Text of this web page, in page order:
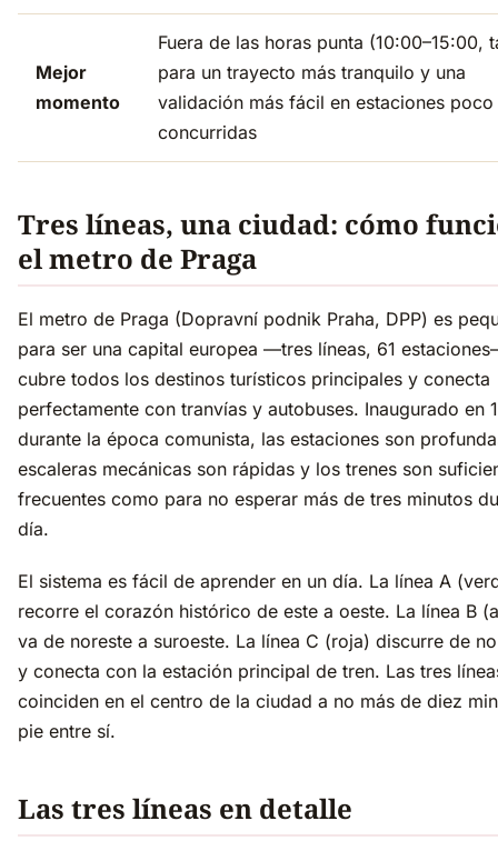
Mejor
momento
Fuera de las horas punta (10:00–15:00,
para un trayecto más tranquilo y una
validación más fácil en estaciones poco
concurridas
Tres líneas, una ciudad: cómo
el metro de Praga
El metro de Praga (Dopravní podnik Praha, DPP) es
para ser una capital europea —tres líneas, 61
cubre todos los destinos turísticos principales y conecta
perfectamente con tranvías y autobuses. Inaugurado en
durante la época comunista, las estaciones son
escaleras mecánicas son rápidas y los trenes son
frecuentes como para no esperar más de tres minutos
día.
El sistema es fácil de aprender en un día. La línea A
recorre el corazón histórico de este a oeste. La línea B
va de noreste a suroeste. La línea C (roja) discurre de
y conecta con la estación principal de tren. Las tres
coinciden en el centro de la ciudad a no más de diez
pie entre sí.
Las tres líneas en detalle